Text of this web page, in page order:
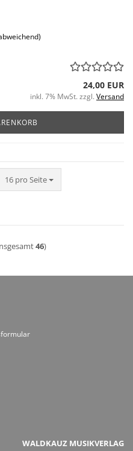
24,00 EUR
inkl. 7% MwSt. zzgl. Versand
16 pro Seite
pro Seite
46)
WALDKAUZ MUSIKVERLAG